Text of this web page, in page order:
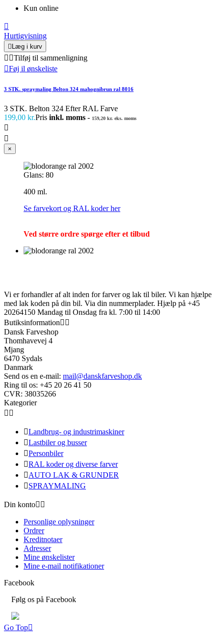
Kun online

Hurtigvisning
 Læg i kurv
 Tilføj til sammenligning
Føj il ønskeliste
3 STK. spraymaling Belton 324 mahognibrun ral 8016
3 STK. Belton 324 Efter RAL Farve
199,00 kr.Pris inkl. moms - 159,20 kr. eks. moms


×
Glans: 80
400 ml.
Se farvekort og RAL koder her
Ved større ordre spørge efter et tilbud
Vi er forhandler af alt inden for farver og lak til biler. Vi kan hjælpe
med lak koden på din bil. Via din nummerplader. Hjælp på +45
20264150 Mandag til Onsdag fra kl. 7:00 til 14:00
Butiksinformation 
Dansk Farveshop
Thomhavevej 4
Mjang
6470 Sydals
Danmark
Send os en e-mail: mail@danskfarveshop.dk
Ring til os: +45 20 26 41 50
Kategorier
 
Landbrug- og industrimaskiner
Lastbiler og busser
Personbiler
RAL koder og diverse farver
AUTO LAK & GRUNDER
SPRAYMALING
Din konto 
Personlige oplysninger
Ordrer
Kreditnotaer
Adresser
Mine ønskelister
Mine e-mail notifikationer
Facebook
Følg os på Facebook
Go Top